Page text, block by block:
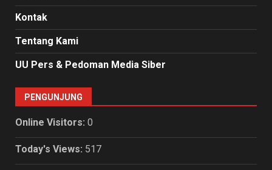
Kontak
Tentang Kami
UU Pers & Pedoman Media Siber
PENGUNJUNG
Online Visitors: 0
Today's Views: 517